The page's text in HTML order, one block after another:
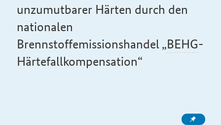
unzumutbarer Härten durch den
nationalen
Brennstoffemissionshandel „BEHG-
Härtefallkompensation“